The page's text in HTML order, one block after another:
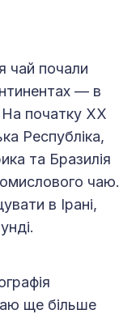
чай почали
— в
На початку ХХ
Республіка,
та Бразилія
чаю.
в Ірані,
ще більше